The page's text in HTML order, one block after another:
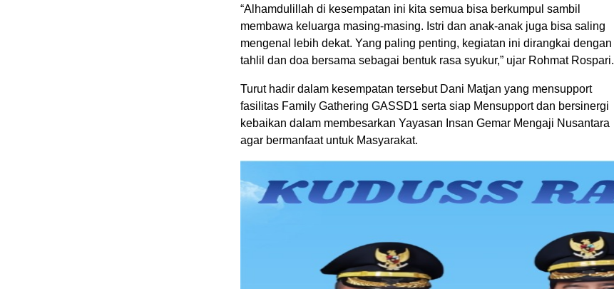
“Alhamdulillah di kesempatan ini kita semua bisa berkumpul sambil
membawa keluarga masing-masing. Istri dan anak-anak juga bisa saling
mengenal lebih dekat. Yang paling penting, kegiatan ini dirangkai dengan
tahlil dan doa bersama sebagai bentuk rasa syukur,” ujar Rohmat Rospari.
Turut hadir dalam kesempatan tersebut Dani Matjan yang mensupport
fasilitas Family Gathering GASSD1 serta siap Mensupport dan bersinergi
kebaikan dalam membesarkan Yayasan Insan Gemar Mengaji Nusantara
agar bermanfaat untuk Masyarakat.